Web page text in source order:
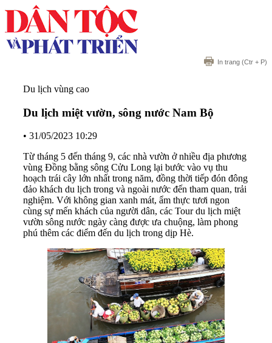
In trang (Ctr + P)
Du lịch vùng cao
Du lịch miệt vườn, sông nước Nam Bộ
• 31/05/2023 10:29
Từ tháng 5 đến tháng 9, các nhà vườn ở nhiều địa phương
vùng Đồng bằng sông Cửu Long lại bước vào vụ thu
hoạch trái cây lớn nhất trong năm, đồng thời tiếp đón đông
đảo khách du lịch trong và ngoài nước đến tham quan, trải
nghiệm. Với không gian xanh mát, ẩm thực tươi ngon
cùng sự mến khách của người dân, các Tour du lịch miệt
vườn sông nước ngày càng được ưa chuộng, làm phong
phú thêm các điểm đến du lịch trong dịp Hè.